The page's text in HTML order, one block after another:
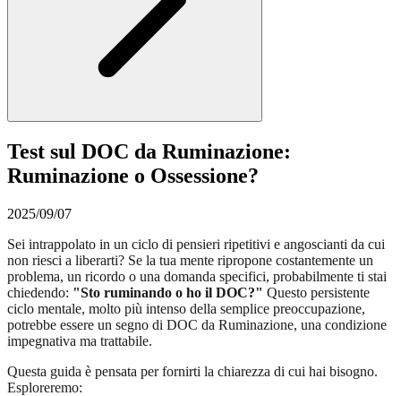
Test sul DOC da Ruminazione:
Ruminazione o Ossessione?
2025/09/07
Sei intrappolato in un ciclo di pensieri ripetitivi e angoscianti da cui
non riesci a liberarti? Se la tua mente ripropone costantemente un
problema, un ricordo o una domanda specifici, probabilmente ti stai
chiedendo: "Sto ruminando o ho il DOC?" Questo persistente
ciclo mentale, molto più intenso della semplice preoccupazione,
potrebbe essere un segno di DOC da Ruminazione, una condizione
impegnativa ma trattabile.
Questa guida è pensata per fornirti la chiarezza di cui hai bisogno.
Esploreremo: